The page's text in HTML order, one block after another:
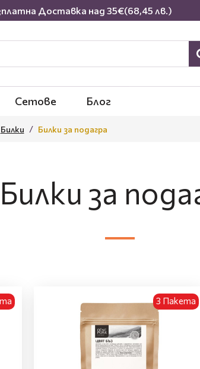
Доставка над 35€(68,45 лв.)
Сетове Блог
Билки Билки за подагра
Билки за
3 Пакета